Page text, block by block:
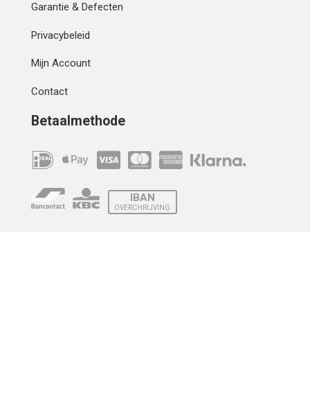
Garantie & Defecten
Privacybeleid
Mijn Account
Contact
Betaalmethode
IBAN
OVERCHRIJVING